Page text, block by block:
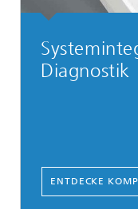
Diagnostik
ENTDECKE